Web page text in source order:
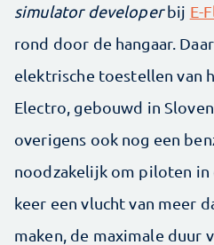
simulator developerbij E-
rond door de hangaar.
elektrische toestellen van
Electro, gebouwd in
overigens ook nog een
noodzakelijk om piloten in
keer een vlucht van meer
maken, de maximale duur